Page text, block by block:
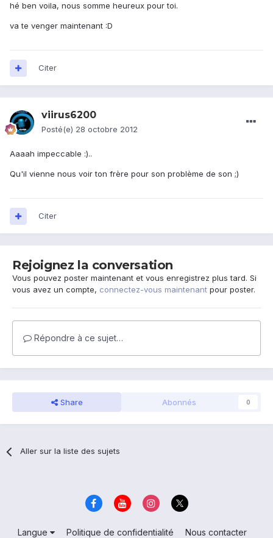
hé ben voila, nous somme heureux pour toi.
va te venger maintenant :D
Citer
viirus6200
Posté(e) 28 octobre 2012
Aaaah impeccable :)..
Qu'il vienne nous voir ton frère pour son problème de son ;)
Citer
Rejoignez la conversation
Vous pouvez poster maintenant et vous enregistrez plus tard. Si
vous avez un compte, connectez-vous maintenant pour poster.
Répondre à ce sujet…
Share Abonnés 0
Aller sur la liste des sujets
Langue Politique de confidentialité Nous contacter